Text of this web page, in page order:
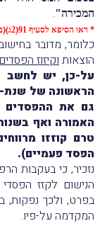
המכירה".
* ראו הסיפא לסעיף 91(2ג)(ב) לפקודת מס הכנסה.
כלומר, מדובר בחישוב
הוצאותוקיזוז
על-כן, יש לחשב
הראשונה של שנת-
גם את ההפסדים
האמורה ואף
טרם קוזזו
הפסד פעמיים).
נזכיר, כי בעקבות
הנישום לקזז
בפרט, ולכך נפקות,
המקדמה על-פיו.